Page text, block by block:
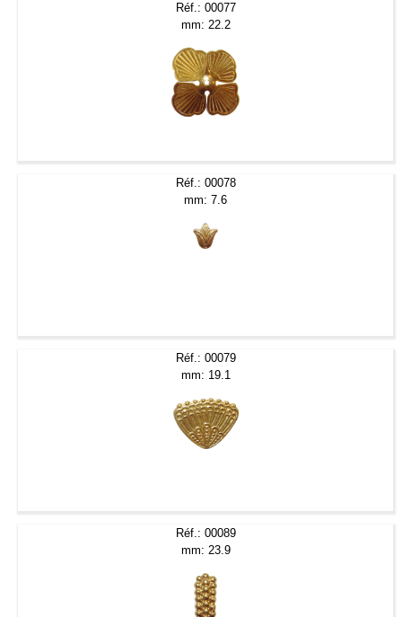
Réf.: 00077
mm: 22.2
Réf.: 00078
mm: 7.6
Réf.: 00079
mm: 19.1
Réf.: 00089
mm: 23.9